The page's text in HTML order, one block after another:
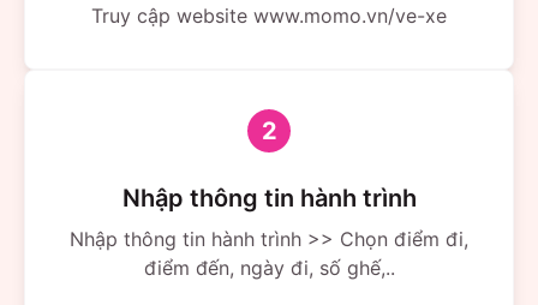
Truy cập website www.momo.vn/ve-xe
2
Nhập thông tin hành trình
Nhập thông tin hành trình >> Chọn điểm đi,
điểm đến, ngày đi, số ghế,..